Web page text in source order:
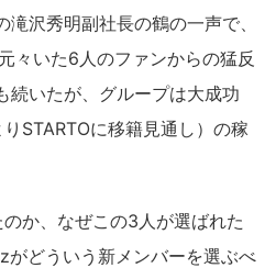
沢秀明副社長の鶴の一声で、
々いた6人のファンからの猛反
続いたが、グループは大成功
STARTOに移籍見通し）の稼
か、なぜこの3人が選ばれた
どういう新メンバーを選ぶべ